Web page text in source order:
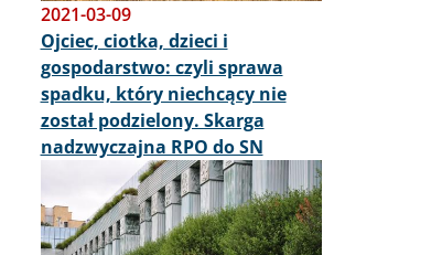
2021-03-09
Ojciec, ciotka, dzieci i
gospodarstwo: czyli sprawa
spadku, który niechcący nie
został podzielony. Skarga
nadzwyczajna RPO do SN